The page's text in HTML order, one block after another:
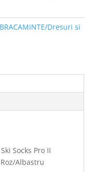
Dresuri si
Socks Pro II
Albastru